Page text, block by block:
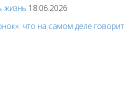
жизнь 18.06.2026
что на самом деле говорит